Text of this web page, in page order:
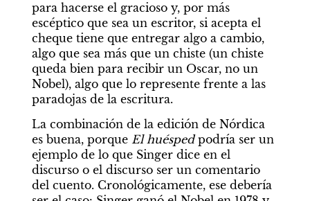
para hacerse el gracioso y, por más
escéptico que sea un escritor, si acepta el
cheque tiene que entregar algo a cambio,
algo que sea más que un chiste (un chiste
queda bien para recibir un Oscar, no un
Nobel), algo que lo represente frente a las
paradojas de la escritura.
La combinación de la edición de Nórdica
es buena, porque El huésped podría ser un
ejemplo de lo que Singer dice en el
discurso o el discurso ser un comentario
del cuento. Cronológicamente, ese debería